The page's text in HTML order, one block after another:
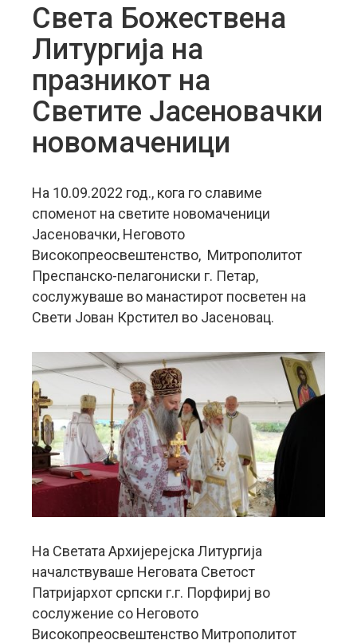
Света Божествена
Литургија на
празникот на
Светите Јасеновачки
новомаченици
На 10.09.2022 год., кога го славиме
споменот на светите новомаченици
Јасеновачки, Неговото
Високопреосвештенство, Митрополитот
Преспанско-пелагониски г. Петар,
сослужуваше во манастирот посветен на
Свети Јован Крстител во Јасеновац.
На Светата Архијерејска Литургија
началствуваше Неговата Светост
Патријархот српски г.г. Порфириј во
сослужение со Неговото
Високопреосвештенство Митрополитот